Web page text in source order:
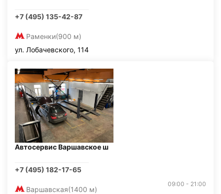
+7 (495) 135-42-87
Раменки(900 м)
ул. Лобачевского, 114
Автосервис Варшавское ш
+7 (495) 182-17-65
Варшавская(1400 м)
09:00 - 21:00